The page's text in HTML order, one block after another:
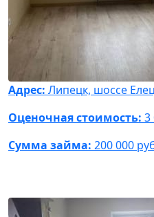
Адрес: Липецк, шоссе
Оценочная стоимость: 3
Сумма займа: 200 000